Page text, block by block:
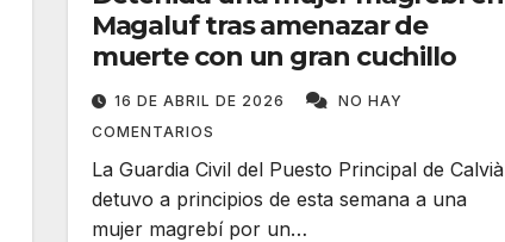
Magaluf tras amenazar de
muerte con un gran cuchillo
16 DE ABRIL DE 2026
NO HAY
COMENTARIOS
La Guardia Civil del Puesto Principal de Calvià
detuvo a principios de esta semana a una
mujer magrebí por un…